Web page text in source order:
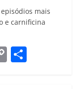
mais
e carnificina
C